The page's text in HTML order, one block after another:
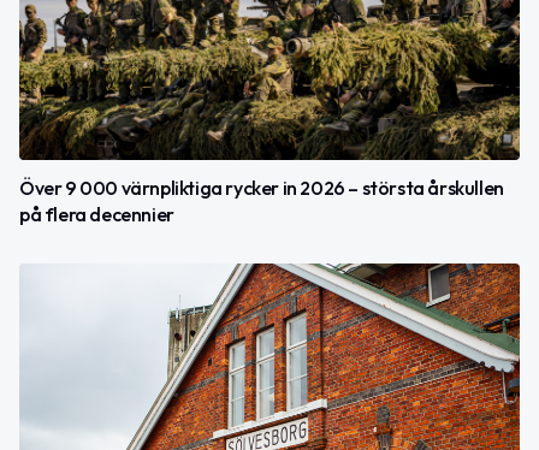
Över 9 000 värnpliktiga rycker in 2026 – största årskullen
på flera decennier